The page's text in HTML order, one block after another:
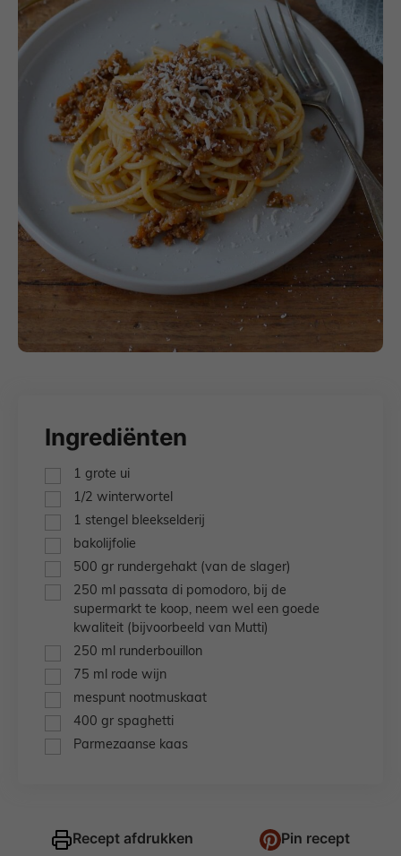
Ingrediënten
▢1 grote ui
▢1/2 winterwortel
▢1 stengel
bleekselderij
▢bakolijfolie
▢
500 gr rundergehakt (van de slager)
▢
250 ml passata di pomodoro, bij de
supermarkt te koop, neem wel een goede
kwaliteit (bijvoorbeeld van Mutti)
▢
250 ml runderbouillon
▢75 ml rode wijn
▢
mespunt nootmuskaat
▢
400 gr spaghetti
▢Parmezaanse kaas
Recept afdrukken Pin recept